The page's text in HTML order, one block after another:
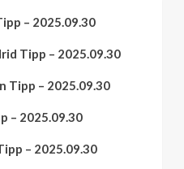
– 2025.09.30
Tipp – 2025.09.30
Tipp – 2025.09.30
– 2025.09.30
– 2025.09.30